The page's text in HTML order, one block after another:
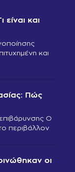
και
και
Πώς
Ο
περιβάλλον
οι